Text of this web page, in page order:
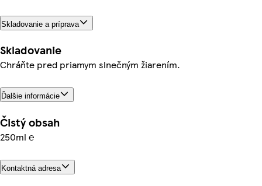
Skladovanie a príprava
Skladovanie
Chráňte pred priamym slnečným žiarením.
Ďalšie informácie
Čistý obsah
250ml ℮
Kontaktná adresa